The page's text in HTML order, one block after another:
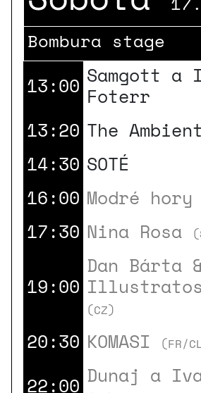
Bombura stage
13:00 Samgott a
Foterr
13:20 The
14:30 SOTÉ
16:00 Modré hory
17:30 Nina Rosa
19:00
Dan Bárta
(CZ)
20:30 KOMASI (FR/
22:00 Dunaj a